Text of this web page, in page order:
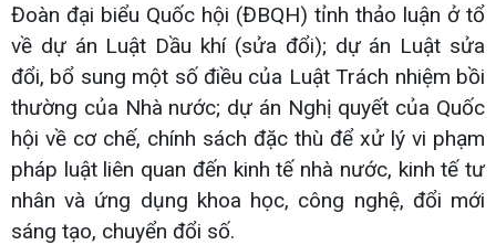
Đoàn đại biểu Quốc hội (ĐBQH) tỉnh thảo luận ở tổ
về dự án Luật Dầu khí (sửa đổi); dự án Luật sửa
đổi, bổ sung một số điều của Luật Trách nhiệm bồi
thường của Nhà nước; dự án Nghị quyết của Quốc
hội về cơ chế, chính sách đặc thù để xử lý vi phạm
pháp luật liên quan đến kinh tế nhà nước, kinh tế tư
nhân và ứng dụng khoa học, công nghệ, đổi mới
sáng tạo, chuyển đổi số.